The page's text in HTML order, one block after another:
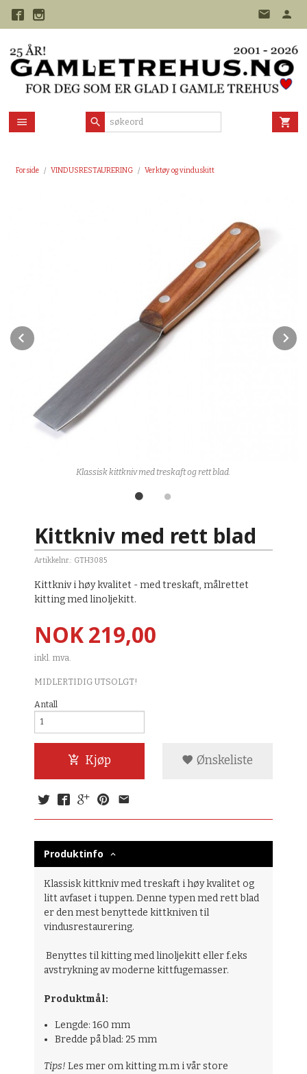
Forside VINDUSRESTAURERING Verktøy og vinduskitt
Klassisk kittkniv med treskaft og rett blad.
Prev
Kittkniv med rett blad
Artikkelnr.: GTH3085
Kittkniv i høy kvalitet - med treskaft, målrettet
kitting med linoljekitt.
Pris
NOK219,00
inkl. mva.
MIDLERTIDIG UTSOLGT!
Antall
Kjøp Ønskeliste
Produktinfo
Klassisk kittkniv med treskaft i høy kvalitet og
litt avfaset i tuppen. Denne typen med rett blad
er den mest benyttede kittkniven til
vindusrestaurering.
Benyttes til kitting med linoljekitt eller f.eks
avstrykning av moderne kittfugemasser.
Produktmål:
Lengde: 160 mm
Bredde på blad: 25 mm
Tips! Les mer om kitting m.m i vår store